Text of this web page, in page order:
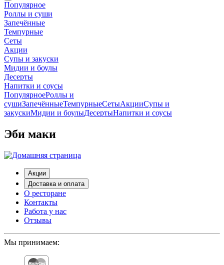
Популярное
Роллы и суши
Запечённые
Темпурные
Сеты
Акции
Супы и закуски
Мидии и боулы
Десерты
Напитки и соусы
ПопулярноеРоллы и
сушиЗапечённыеТемпурныеСетыАкцииСупы и
закускиМидии и боулыДесертыНапитки и соусы
Эби маки
Акции
Доставка и оплата
О ресторане
Контакты
Работа у нас
Отзывы
Мы принимаем: